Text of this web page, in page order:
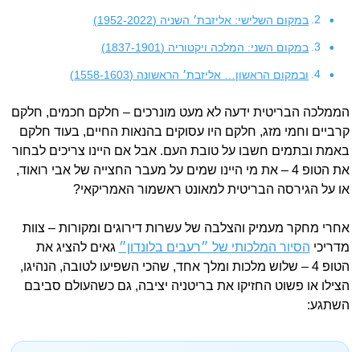
במקום השלישי: אליזבת׳ השניה (1952-2022)
במקום השני: המלכה ויקטוריה (1837-1901)
ובמקום הראשון… אליזבת׳ הראשונה (1558-1603)
הממלכה הבריטית ידעה לא מעט מונרכים – חלקם חכמים, חלקם
קרביים וחמי מזג, חלקם היו עסוקים בהנאות החיים, בעוד חלקם
באמת ובתמים חשבו על טובת העם. אבל אם היינו צריכים לבחור
את הטופ 4 – את מי היינו שמים על מעבר החצייה של אבי רואוד,
או על הגירסה הבריטית למאונט ראשמור האמריקאי?
אחרי מחקר מעמיק והצלבה של עשרות דירוגים ומקורות – צוות
מדריכי הסיור המלכותי של ״רעבים בלונדון״ גאים להציג את
הטופ 4 – שלוש מלכות ומלך אחד, שהכי השפיעו לטובה, הנהיגו,
הצילו או פשוט החזיקו את בריטניה יציבה, גם כשהעולם סביבם
השתגע: